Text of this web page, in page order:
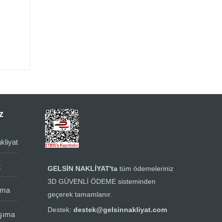
GELSİN NAKLİYAT'ta tüm ödemeleriniz
3D GÜVENLİ ÖDEME sisteminden
geçerek tamamlanır.
Destek: destek@gelsinnakliyat.com